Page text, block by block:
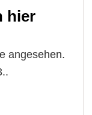
hier
angesehen.